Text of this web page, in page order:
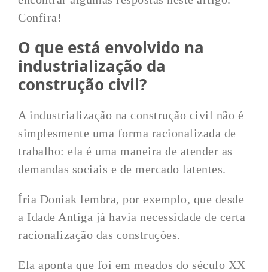
Confira!
O que está envolvido na
industrialização da
construção civil?
A industrialização na construção civil não é
simplesmente uma forma racionalizada de
trabalho: ela é uma maneira de atender as
demandas sociais e de mercado latentes.
Íria Doniak lembra, por exemplo, que desde
a Idade Antiga já havia necessidade de certa
racionalização das construções.
Ela aponta que foi em meados do século XX